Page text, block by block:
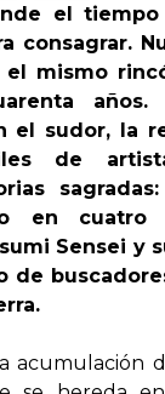
el tiempo
consagrar.
el mismo
años.
el sudor, la
de
en cuatro
Sensei y
de
acumulación